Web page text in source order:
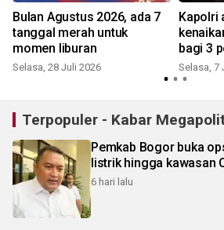
Bulan Agustus 2026, ada 7
tanggal merah untuk
momen liburan
Selasa, 28 Juli 2026
Kapolri
bagi 3
Selasa, 7
Terpopuler - Kabar
Pemkab Bogor buka
listrik hingga kawasan
6 hari lalu